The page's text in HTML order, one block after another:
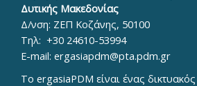
Δυτικής Μακεδονίας
Δ/νση: ΖΕΠ Κοζάνης, 50100
Τηλ: +30 24610-53994
E-mail: ergasiapdm@pta.pdm.gr
To ergasiaPDM είναι ένας